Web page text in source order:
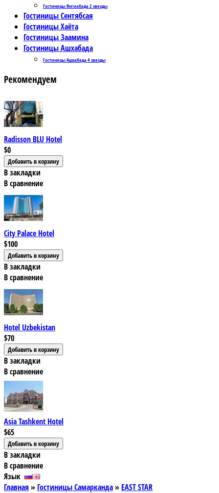
Гостиницы Янгиабада 2 звезды
Гостиницы Сентябсая
Гостиницы Хаёта
Гостиницы Заамина
Гостиницы Ашхабада
Гостиницы Ашхабада 4 звезды
Рекомендуем
Radisson BLU Hotel
$0
В закладки
В сравнение
City Palace Hotel
$100
В закладки
В сравнение
Hotel Uzbekistan
$70
В закладки
В сравнение
Asia Tashkent Hotel
$65
В закладки
В сравнение
Язык
Главная » Гостиницы Самарканда» EAST STAR